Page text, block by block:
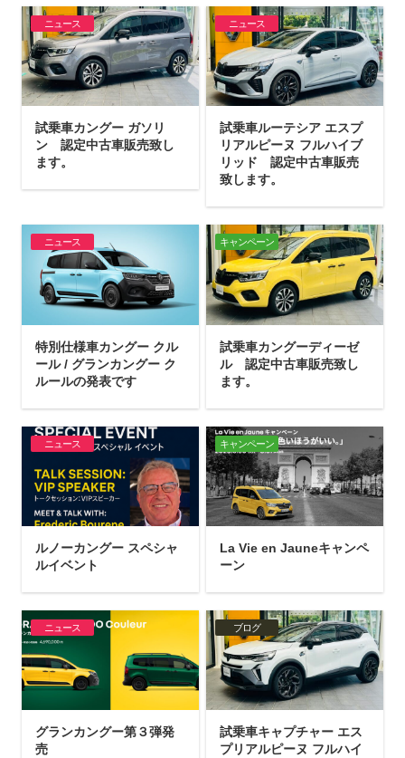
ニュース
試乗車カングー ガソリ
ン 認定中古車販売致し
ます。
ニュース
試乗車ルーテシア エスプ
リアルピーヌ フルハイブ
リッド 認定中古車販売
致します。
ニュース
特別仕様車カングー クル
ール / グランカングー ク
ルールの発表です
キャンペーン
試乗車カングーディーゼ
ル 認定中古車販売致し
ます。
ニュース
ルノーカングー スペシャ
ルイベント
キャンペーン
La Vie en Jauneキャンペ
ーン
ニュース
グランカングー第３弾発
売
ブログ
試乗車キャプチャー エス
プリアルピーヌ フルハイ